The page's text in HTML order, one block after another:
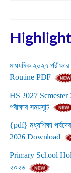
মাধ্যমিক ২০২৭
Routine PDF
HS 2027 Semester
পরীক্ষার সময়সূচি
{pdf} মধ্যশিক্ষা
2026 Download
Primary School
২০২৬